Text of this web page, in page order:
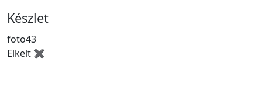
Készlet
foto43
Elkelt ✖